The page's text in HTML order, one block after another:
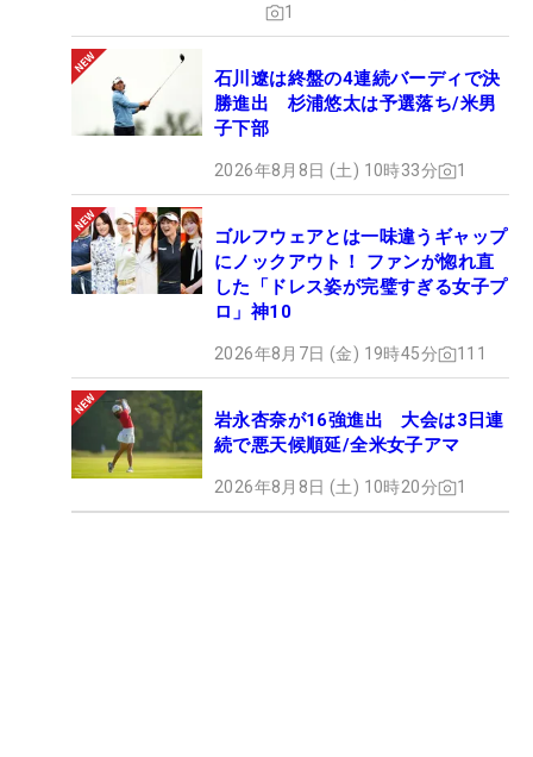
1
石川遼は終盤の4連続バーディで決
勝進出 杉浦悠太は予選落ち/米男
子下部
2026年8月8日 (土) 10時33分 1
ゴルフウェアとは一味違うギャップ
にノックアウト！ ファンが惚れ直
した「ドレス姿が完璧すぎる女子プ
ロ」神10
2026年8月7日 (金) 19時45分 111
岩永杏奈が16強進出 大会は3日連
続で悪天候順延/全米女子アマ
2026年8月8日 (土) 10時20分 1